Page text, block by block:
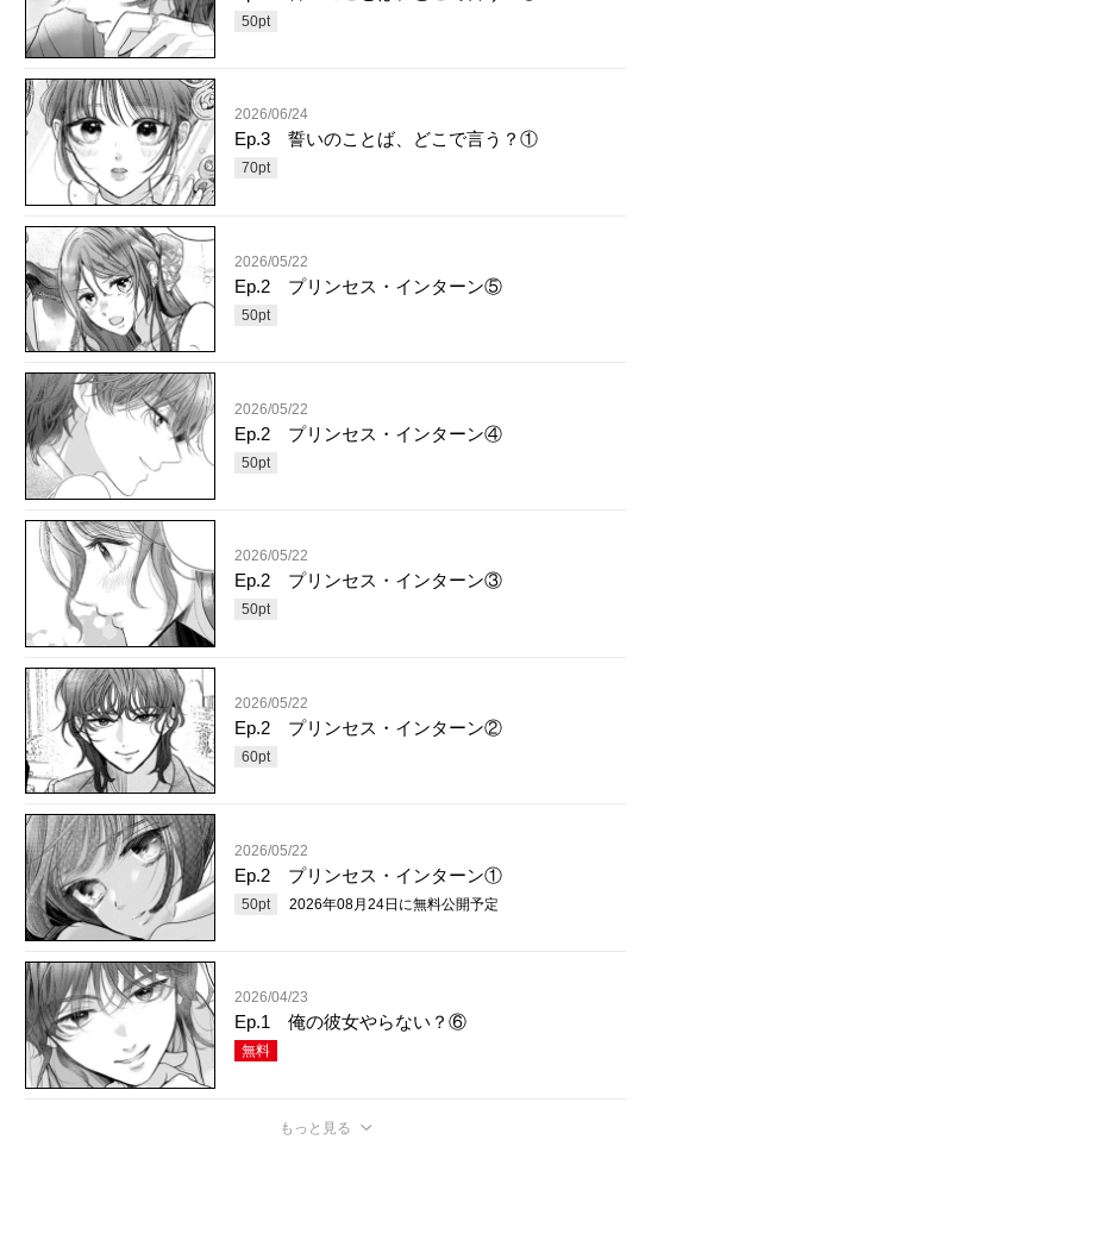
50pt
2026/06/24
Ep.3 誓いのことば、どこで言う？①
70pt
2026/05/22
Ep.2 プリンセス・インターン⑤
50pt
2026/05/22
Ep.2 プリンセス・インターン④
50pt
2026/05/22
Ep.2 プリンセス・インターン③
50pt
2026/05/22
Ep.2 プリンセス・インターン②
60pt
2026/05/22
Ep.2 プリンセス・インターン①
50pt 2026年08月24日 に無料公開予定
2026/04/23
Ep.1 俺の彼女やらない？⑥
無料
もっと見る